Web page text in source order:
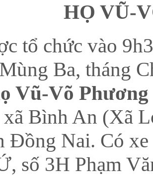
HỌ VŨ-
chức vào
Ba, tháng
Vũ-Võ
Bình An (Xã
Đồng Nai. Có
số 3H Phạm